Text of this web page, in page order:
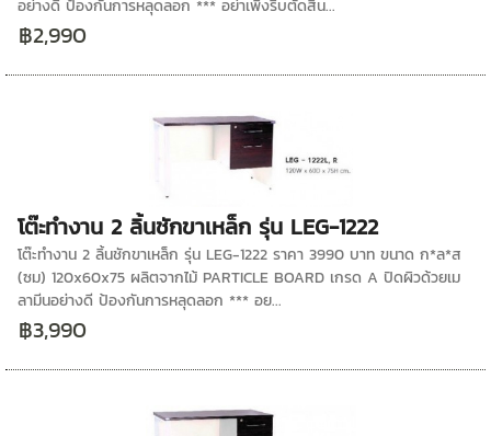
อย่างดี ป้องกันการหลุดลอก *** อย่าเพิ่งรีบตัดสิน...
฿2,990
โต๊ะทำงาน 2 ลิ้นชักขาเหล็ก รุ่น LEG-1222
โต๊ะทำงาน 2 ลิ้นชักขาเหล็ก รุ่น LEG-1222 ราคา 3990 บาท ขนาด ก*ล*ส
(ซม) 120x60x75 ผลิตจากไม้ PARTICLE BOARD เกรด A ปิดผิวด้วยเม
ลามีนอย่างดี ป้องกันการหลุดลอก *** อย...
฿3,990